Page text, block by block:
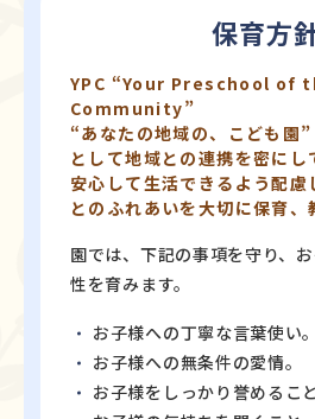
保育方
YPC “Your Preschool of
Community”
“あなたの地域の、こども園”
として地域との連携を密にし
安心して生活できるよう配慮
とのふれあいを大切に保育、
園では、下記の事項を守り、
性を育みます。
お子様への丁寧な言葉使い。
お子様への無条件の愛情。
お子様をしっかり誉めること